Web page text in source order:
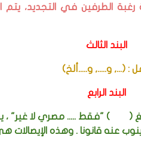
رغبة الطرفين في التجديد،
البند الثالث
: (..., و....., و.....ألخ)
البند الرابع
( ) "فقط ..... مصري لا غير" ،
قانونا . وهذه الإيصالات هي